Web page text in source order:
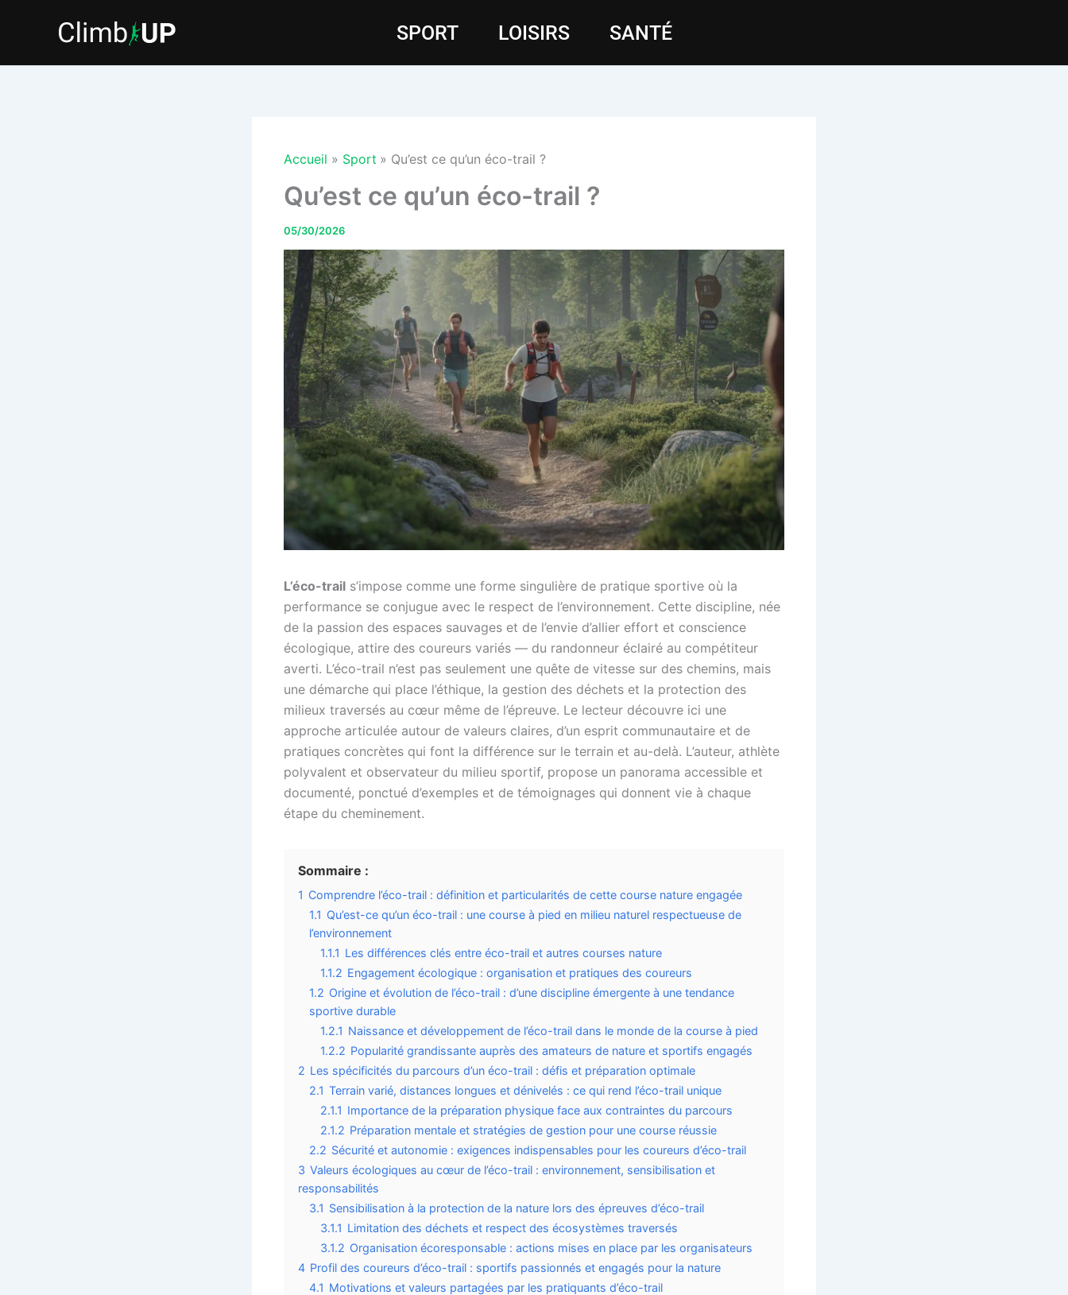
SPORT LOISIRS SANTÉ
Accueil Sport Qu’est ce qu’un éco-trail ?
Qu’est ce qu’un éco-trail ?
05/30/2026
L’éco-trail s’impose comme une forme singulière de pratique sportive où la
performance se conjugue avec le respect de l’environnement. Cette discipline, née
de la passion des espaces sauvages et de l’envie d’allier effort et conscience
écologique, attire des coureurs variés — du randonneur éclairé au compétiteur
averti. L’éco-trail n’est pas seulement une quête de vitesse sur des chemins, mais
une démarche qui place l’éthique, la gestion des déchets et la protection des
milieux traversés au cœur même de l’épreuve. Le lecteur découvre ici une
approche articulée autour de valeurs claires, d’un esprit communautaire et de
pratiques concrètes qui font la différence sur le terrain et au-delà. L’auteur, athlète
polyvalent et observateur du milieu sportif, propose un panorama accessible et
documenté, ponctué d’exemples et de témoignages qui donnent vie à chaque
étape du cheminement.
Sommaire :
1 Comprendre l’éco-trail : définition et particularités de cette course nature engagée
1.1 Qu’est-ce qu’un éco-trail : une course à pied en milieu naturel respectueuse de
l’environnement
1.1.1 Les différences clés entre éco-trail et autres courses nature
1.1.2 Engagement écologique : organisation et pratiques des coureurs
1.2 Origine et évolution de l’éco-trail : d’une discipline émergente à une tendance
sportive durable
1.2.1 Naissance et développement de l’éco-trail dans le monde de la course à pied
1.2.2 Popularité grandissante auprès des amateurs de nature et sportifs engagés
2 Les spécificités du parcours d’un éco-trail : défis et préparation optimale
2.1 Terrain varié, distances longues et dénivelés : ce qui rend l’éco-trail unique
2.1.1 Importance de la préparation physique face aux contraintes du parcours
2.1.2 Préparation mentale et stratégies de gestion pour une course réussie
2.2 Sécurité et autonomie : exigences indispensables pour les coureurs d’éco-trail
3 Valeurs écologiques au cœur de l’éco-trail : environnement, sensibilisation et
responsabilités
3.1 Sensibilisation à la protection de la nature lors des épreuves d’éco-trail
3.1.1 Limitation des déchets et respect des écosystèmes traversés
3.1.2 Organisation écoresponsable : actions mises en place par les organisateurs
4 Profil des coureurs d’éco-trail : sportifs passionnés et engagés pour la nature
4.1 Motivations et valeurs partagées par les pratiquants d’éco-trail